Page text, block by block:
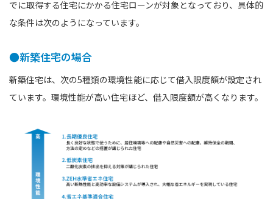
でに取得する住宅にかかる住宅ローンが対象となっており、具体的
な条件は次のようになっています。
●新築住宅の場合
新築住宅は、次の5種類の環境性能に応じて借入限度額が設定され
ています。環境性能が高い住宅ほど、借入限度額が高くなります。